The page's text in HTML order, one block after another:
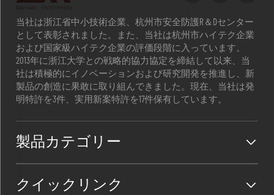
当社は浙江省中小技術企業、杭州市安全防護R＆Dセンター
として表彰されました。また、当社は杭州市ハイテク企業
および国家級ハイテク企業の評価段階に入っています。
2013年に浙江大学との戦略的協力協定を締結して以来、当
社は積極的にイノベーションおよび研究開発を推進し、新
製品の創造に果敢に取り組んできました。現在、当社は発
明特許を3件、実用新案特許を17件保有しています。
製品カテゴリー
クイックリンク